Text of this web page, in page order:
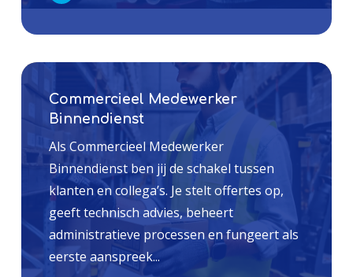
Commercieel Medewerker
Binnendienst
Als Commercieel Medewerker
Binnendienst ben jij de schakel tussen
klanten en collega’s. Je stelt offertes op,
geeft technisch advies, beheert
administratieve processen en fungeert als
eerste aanspreek...